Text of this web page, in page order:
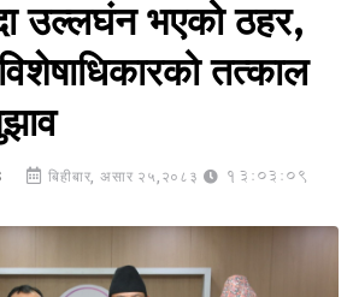
उल्लघंन भएको ठहर,
तत्काल
बिहीबार, असार २५,२०८३ 13:03:09